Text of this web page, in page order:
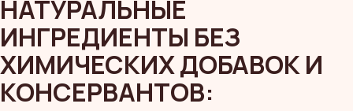
НАТУРАЛЬНЫЕ
ИНГРЕДИЕНТЫ БЕЗ
ХИМИЧЕСКИХ ДОБАВОК И
КОНСЕРВАНТОВ: